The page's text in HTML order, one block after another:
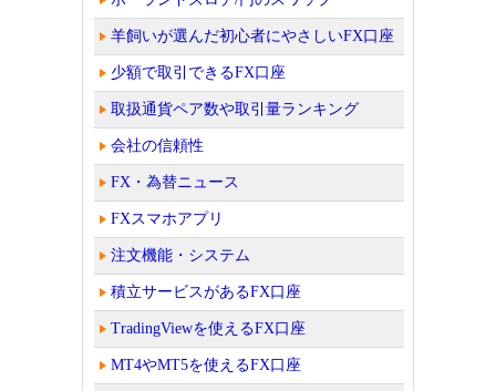
羊飼いが選んだ初心者にやさしいFX口座
少額で取引できるFX口座
取扱通貨ペア数や取引量ランキング
会社の信頼性
FX・為替ニュース
FXスマホアプリ
注文機能・システム
積立サービスがあるFX口座
TradingViewを使えるFX口座
MT4やMT5を使えるFX口座